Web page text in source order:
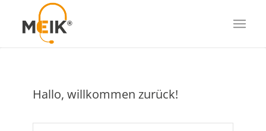
Hallo, willkommen zurück!